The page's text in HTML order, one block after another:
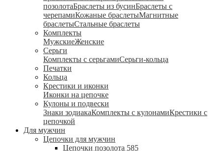
позолотаБраслеты из бусинБраслеты с
черепамиКожаные браслетыМагнитные
браслетыСтальные браслеты
Комплекты
МужскиеЖенские
Серьги
Комплекты с серьгамиСерьги-кольца
Печатки
Кольца
Крестики и иконки
Иконки на цепочке
Кулоны и подвески
Знаки зодиакаКомплекты с кулонамиКрестики с
цепочкой
Для мужчин
Цепочки для мужчин
Цепочки позолота 585